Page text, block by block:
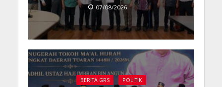
07/08/2026
BERITA GRS POLITIK